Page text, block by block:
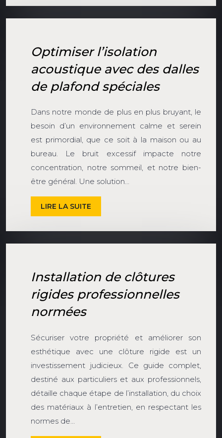
Optimiser l’isolation
acoustique avec des dalles
de plafond spéciales
Dans notre monde de plus en plus bruyant, le
besoin d’un environnement calme et serein
est primordial, que ce soit à la maison ou au
bureau. Le bruit excessif impacte notre
concentration, notre sommeil, et notre bien-
être général. Une solution…
LIRE LA SUITE
Installation de clôtures
rigides professionnelles
normées
Sécuriser votre propriété et améliorer son
esthétique avec une clôture rigide est un
investissement judicieux. Ce guide complet,
destiné aux particuliers et aux professionnels,
détaille chaque étape de l’installation, du choix
des matériaux à l’entretien, en respectant les
normes de…